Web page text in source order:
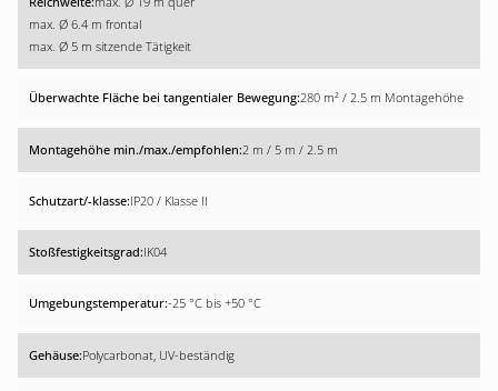
max. Ø 6.4 m frontal
max. Ø 5 m sitzende Tätigkeit
280 m² / 2.5 m Montagehöhe
2 m / 5 m / 2.5 m
IP20 / Klasse II
IK04
-25 °C bis +50 °C
Polycarbonat, UV-beständig